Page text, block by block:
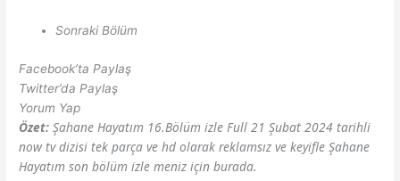
Sonraki Bölüm
Facebook’ta Paylaş
Twitter’da Paylaş
Yorum Yap
Özet:Şahane Hayatım 16.Bölüm izle Full 21 Şubat 2024 tarihli
now tv dizisi tek parça ve hd olarak reklamsız ve keyifle Şahane
Hayatım son bölüm izle meniz için burada.